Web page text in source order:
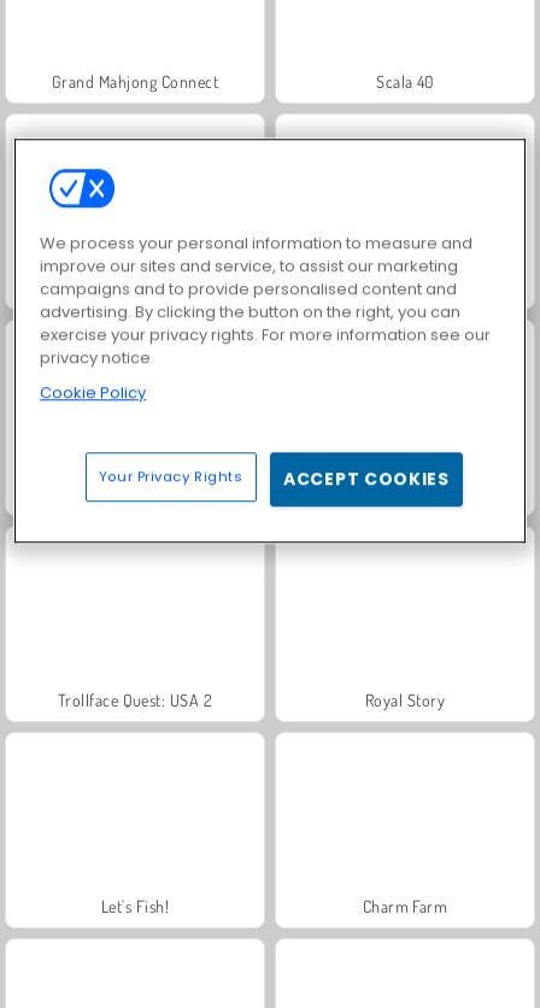
Grand Mahjong Connect Scala 40
Fashion Princess - Dress Up for Girls Masha and the Bear: Meadows
Trollface Quest: USA 2 Royal Story
Let's Fish! Charm Farm
We process your personal information to measure and
improve our sites and service, to assist our marketing
campaigns and to provide personalised content and
advertising. By clicking the button on the right, you can
exercise your privacy rights. For more information see our
privacy notice
Cookie Policy
Your Privacy Rights ACCEPT COOKIES